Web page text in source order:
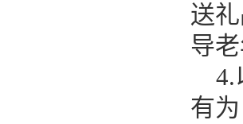
送
导
4.
有